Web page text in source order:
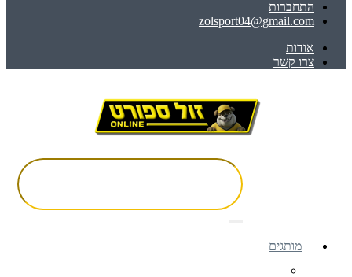
התחברות
zolsport04@gmail.com
אודות
צרו קשר
מותגים